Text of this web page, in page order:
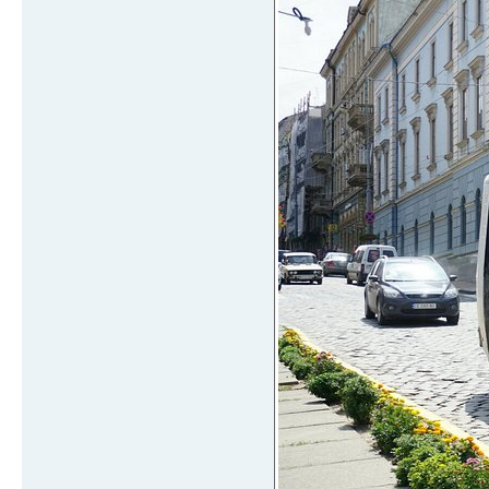
(ч/з
ПАЗ 30
20 №17 вул.
(ч/з
ПАЗ 25-40
21 №18 вул.
(ч/з
Богдан 25-
22 №19 вул.
ПАЗ,YOOYI
23 №20 з-д
Богдан 15-
24 №21
ПАЗ 40
25 №22
Іван,Богдан
26 №23 вул.